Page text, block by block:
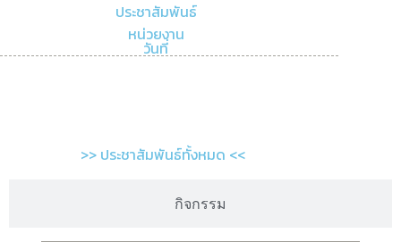
กิจกรรม
ประชาสัมพันธ์
หน่วยงาน
วันที่
>> ประชาสัมพันธ์ทั้งหมด <<